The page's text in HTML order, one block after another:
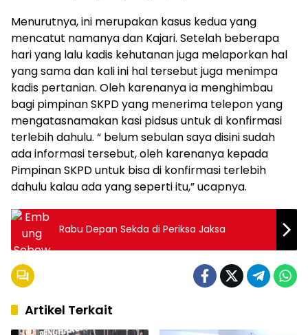
Menurutnya, ini merupakan kasus kedua yang
mencatut namanya dan Kajari. Setelah beberapa
hari yang lalu kadis kehutanan juga melaporkan hal
yang sama dan kali ini hal tersebut juga menimpa
kadis pertanian. Oleh karenanya ia menghimbau
bagi pimpinan SKPD yang menerima telepon yang
mengatasnamakan kasi pidsus untuk di konfirmasi
terlebih dahulu. “ belum sebulan saya disini sudah
ada informasi tersebut, oleh karenanya kepada
Pimpinan SKPD untuk bisa di konfirmasi terlebih
dahulu kalau ada yang seperti itu,” ucapnya.
Rabu Depan Sekda di Periksa Jaksa
Artikel Terkait